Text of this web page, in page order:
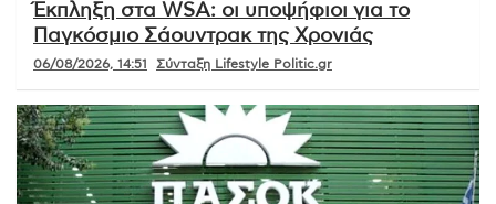
Έκπληξη στα WSA: οι υποψήφιοι για το
Παγκόσμιο Σάουντρακ της Χρονιάς
06/08/2026, 14:51 Σύνταξη Lifestyle Politic.gr